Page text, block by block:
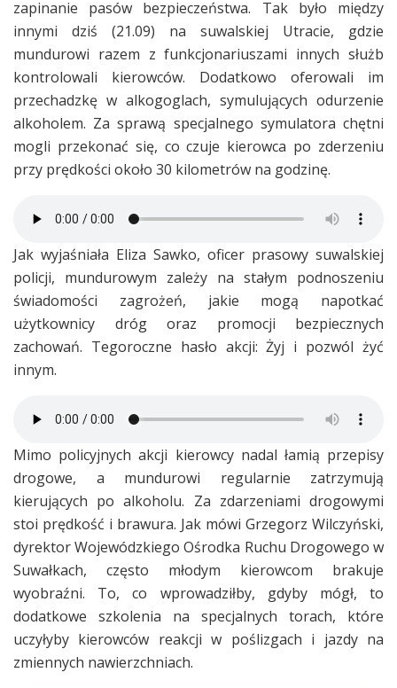
zapinanie pasów bezpieczeństwa. Tak było między
innymi dziś (21.09) na suwalskiej Utracie, gdzie
mundurowi razem z funkcjonariuszami innych służb
kontrolowali kierowców. Dodatkowo oferowali im
przechadzkę w alkogoglach, symulujących odurzenie
alkoholem. Za sprawą specjalnego symulatora chętni
mogli przekonać się, co czuje kierowca po zderzeniu
przy prędkości około 30 kilometrów na godzinę.
Jak wyjaśniała Eliza Sawko, oficer prasowy suwalskiej
policji, mundurowym zależy na stałym podnoszeniu
świadomości zagrożeń, jakie mogą napotkać
użytkownicy dróg oraz promocji bezpiecznych
zachowań. Tegoroczne hasło akcji: Żyj i pozwól żyć
innym.
Mimo policyjnych akcji kierowcy nadal łamią przepisy
drogowe, a mundurowi regularnie zatrzymują
kierujących po alkoholu. Za zdarzeniami drogowymi
stoi prędkość i brawura. Jak mówi Grzegorz Wilczyński,
dyrektor Wojewódzkiego Ośrodka Ruchu Drogowego w
Suwałkach, często młodym kierowcom brakuje
wyobraźni. To, co wprowadziłby, gdyby mógł, to
dodatkowe szkolenia na specjalnych torach, które
uczyłyby kierowców reakcji w poślizgach i jazdy na
zmiennych nawierzchniach.